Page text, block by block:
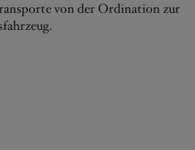
von der Ordination zur